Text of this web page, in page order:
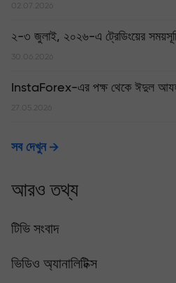
02.07.2026
২-৩ জুলাই, ২০২৬-এ ট্রেডিংয়ের
30.06.2026
InstaForex-এর পক্ষ থেকে ঈদুল
27.05.2026
সব দেখুন
আরও তথ্য
টিভি সংবাদ
ভিডিও অ্যানালিটিক্স